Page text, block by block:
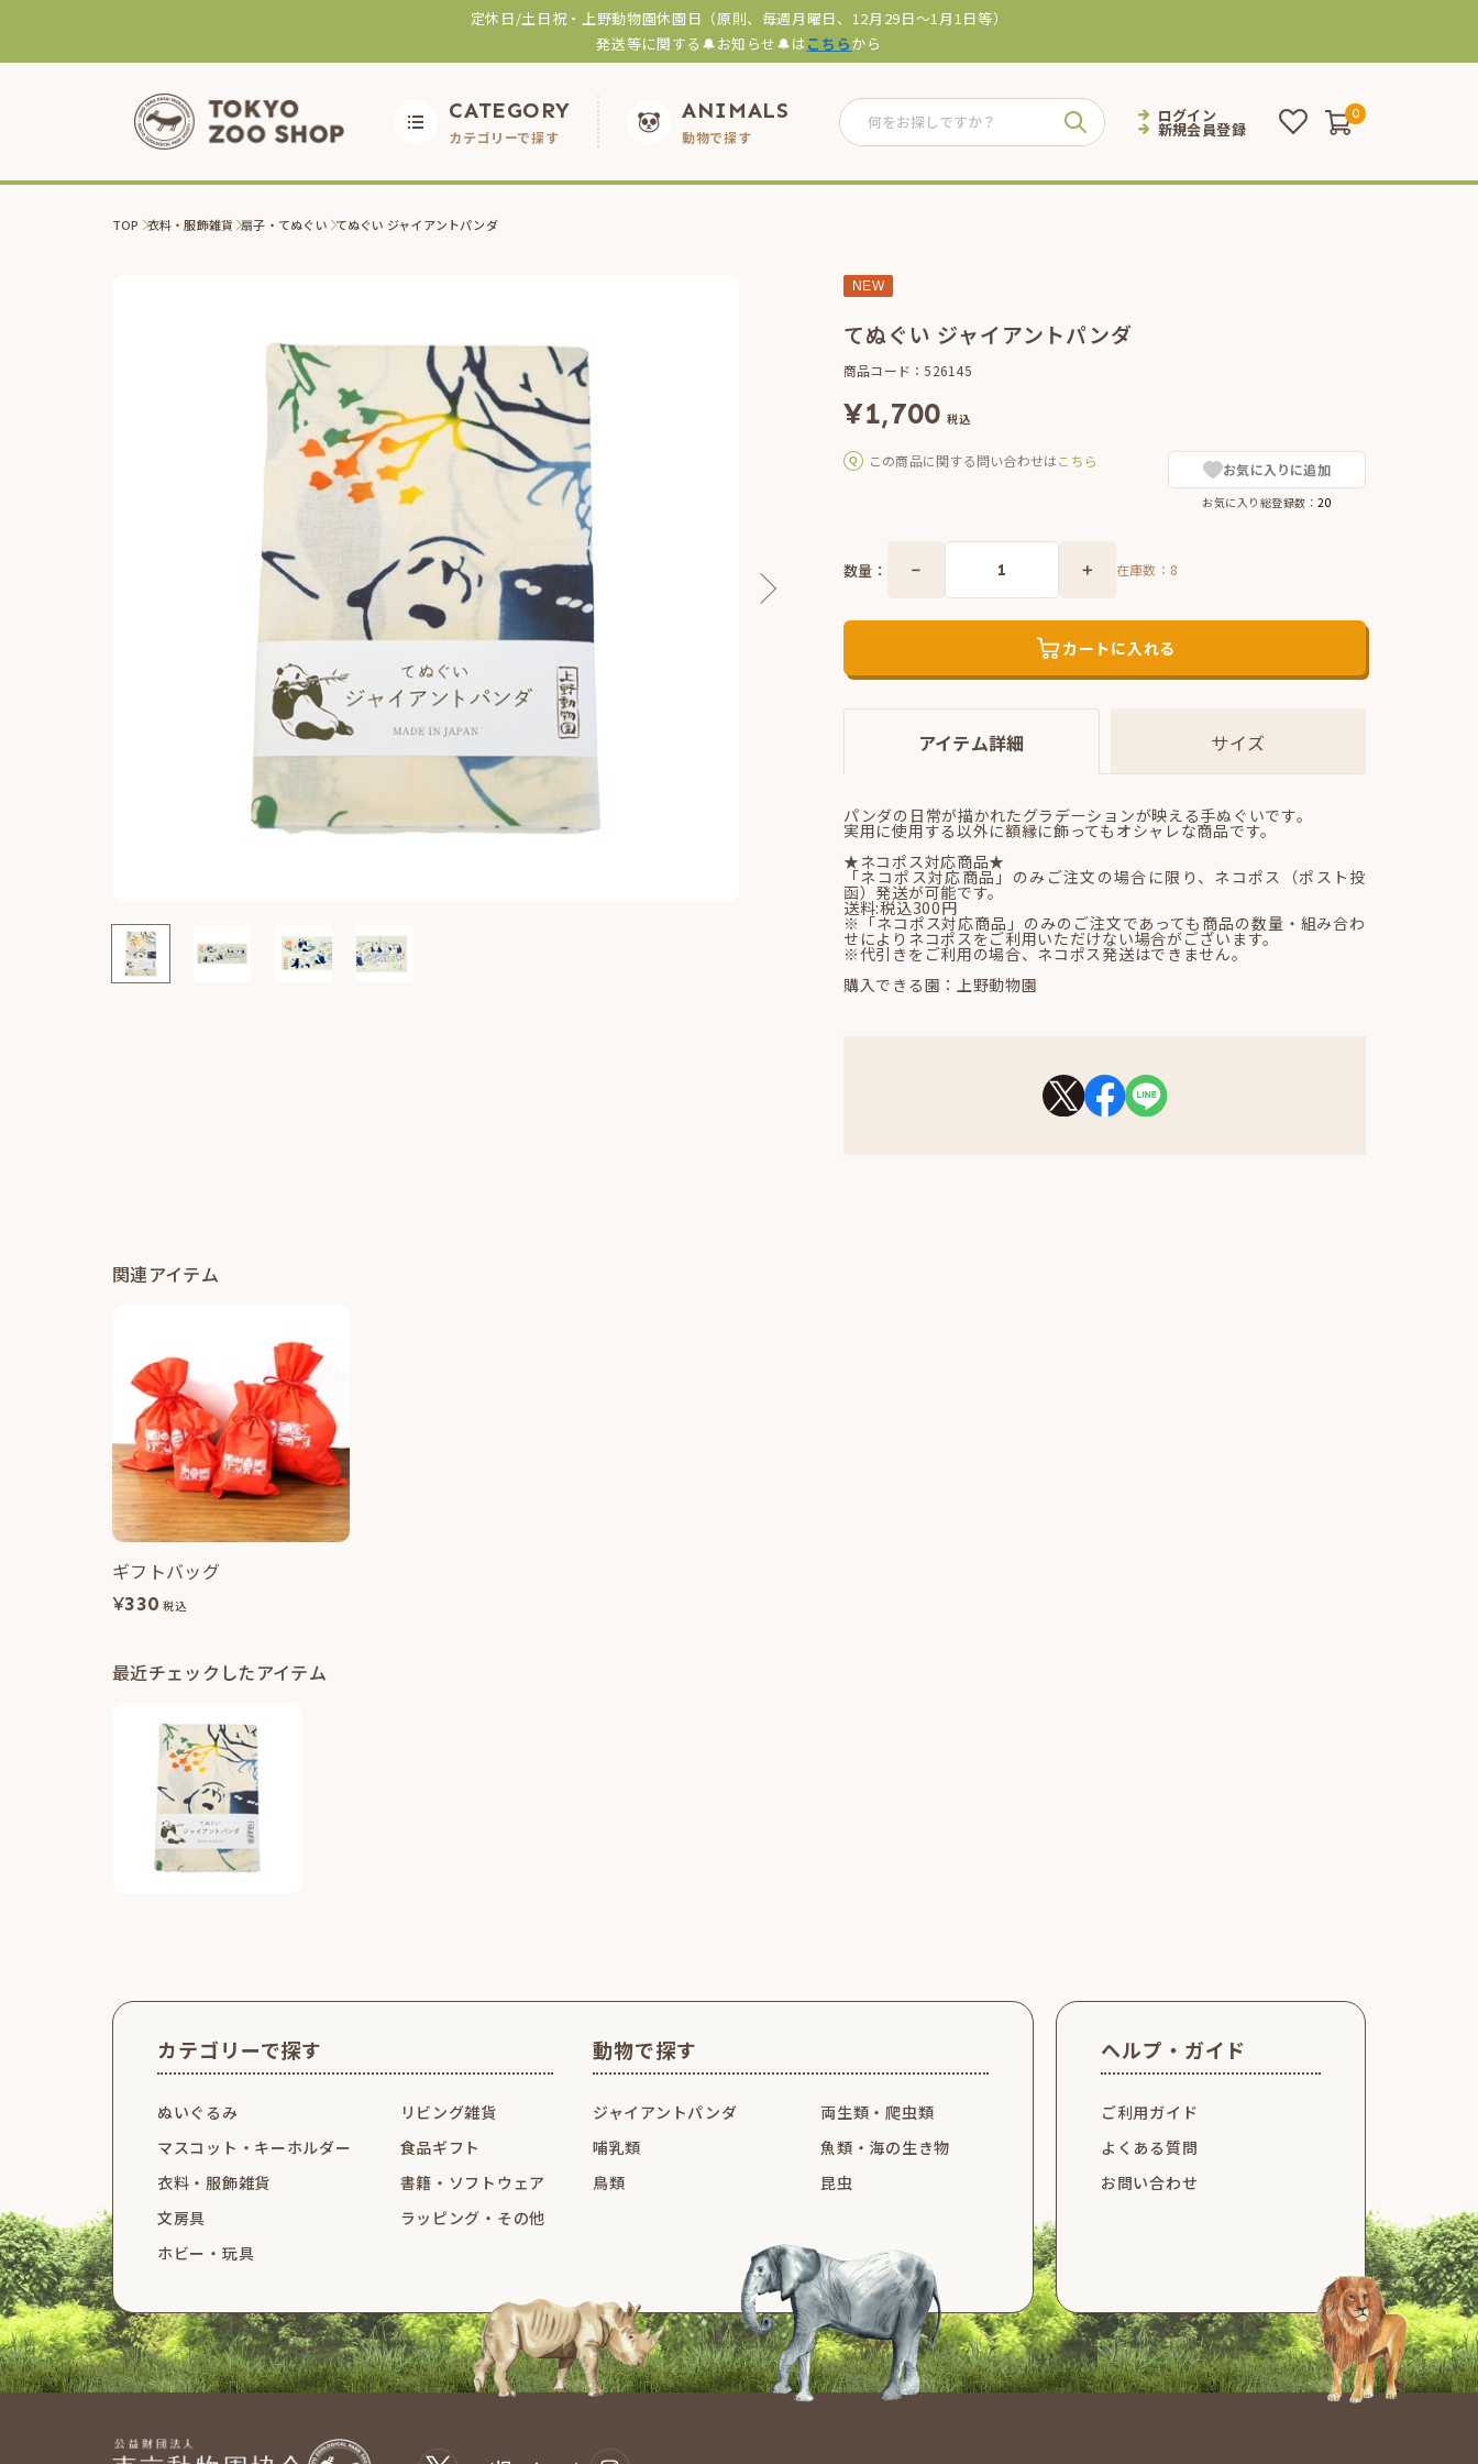
定休日/土日祝・上野動物園休園日（原則、毎週月曜日、12月29日～1月1日等）
発送等に関する🔔お知らせ🔔はこちらから
CATEGORY
カテゴリーで探す
ANIMALS
動物で探す
ログイン
新規会員登録
0
TOP 衣料・服飾雑貨 扇子・てぬぐい てぬぐい ジャイアントパンダ
NEW
てぬぐい ジャイアントパンダ
商品コード：526145
¥1,700 税込
この商品に関する問い合わせはこちら お気に入りに追加
お気に入り総登録数： 20
数量： 在庫数： 8
カートに入れる
アイテム詳細 サイズ
パンダの日常が描かれたグラデーションが映える手ぬぐいです。
実用に使用する以外に額縁に飾ってもオシャレな商品です。
★ネコポス対応商品★
「ネコポス対応商品」のみご注文の場合に限り、ネコポス（ポスト投
函）発送が可能です。
送料:税込300円
※「ネコポス対応商品」のみのご注文であっても商品の数量・組み合わ
せによりネコポスをご利用いただけない場合がございます。
※代引きをご利用の場合、ネコポス発送はできません。
購入できる園：上野動物園
関連アイテム
ギフトバッグ
¥330 税込
最近チェックしたアイテム
カテゴリーで探す
ぬいぐるみ
マスコット・ キーホルダー
衣料・服飾雑貨
文房具
ホビー・玩具
リビング雑貨
食品ギフト
書籍・ソフトウェア
ラッピング・その他
動物で探す
ジャイアントパンダ
哺乳類
鳥類
両生類・爬虫類
魚類・海の生き物
昆虫
ヘルプ・ガイド
ご利用ガイド
よくある質問
お問い合わせ